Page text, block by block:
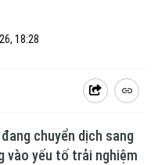
18:28
chuyển dịch sang
vào yếu tố trải nghiệm